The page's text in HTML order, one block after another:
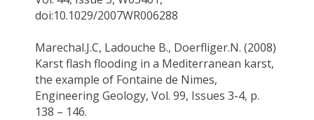
doi:10.1029/2007WR006288
Marechal.J.C, Ladouche B., Doerfliger.N. (2008)
Karst flash flooding in a Mediterranean karst,
the example of Fontaine de Nimes,
Engineering Geology, Vol. 99, Issues 3-4, p.
138 – 146.